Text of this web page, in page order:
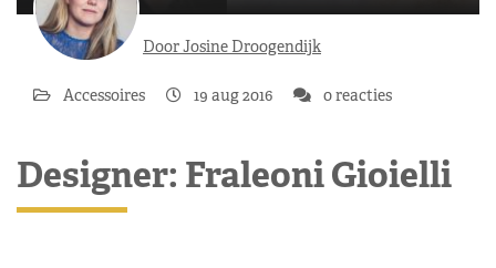
Door Josine Droogendijk
Accessoires 19 aug 2016 0 reacties
Designer: Fraleoni Gioielli